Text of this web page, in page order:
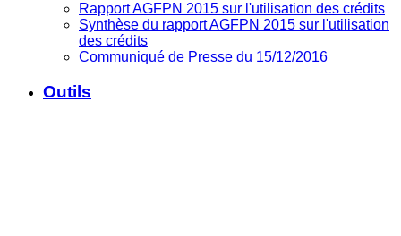
Rapport AGFPN 2015 sur l'utilisation des crédits
Synthèse du rapport AGFPN 2015 sur l'utilisation
des crédits
Communiqué de Presse du 15/12/2016
Outils